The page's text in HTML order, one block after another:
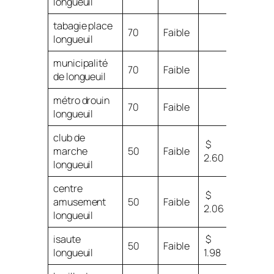
tabagie place
longueuil
70 Faible
municipalité
de longueuil
70 Faible
métro drouin
longueuil
70 Faible
club de
marche
longueuil
50 Faible
$
2.60
centre
amusement
longueuil
50 Faible
$
2.06
isaute
longueuil
50 Faible
$
1.98